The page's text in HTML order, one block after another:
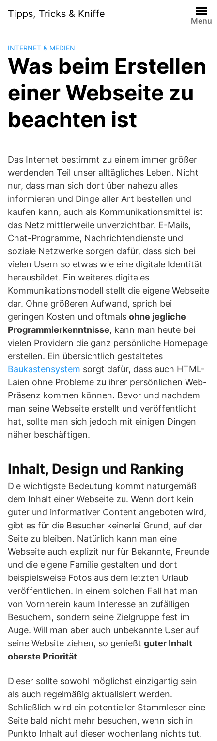
content
Tipps, Tricks & Kniffe
Menu
INTERNET & MEDIEN
Was beim Erstellen
einer Webseite zu
beachten ist
Das Internet bestimmt zu einem immer größer
werdenden Teil unser alltägliches Leben. Nicht
nur, dass man sich dort über nahezu alles
informieren und Dinge aller Art bestellen und
kaufen kann, auch als Kommunikationsmittel ist
das Netz mittlerweile unverzichtbar. E-Mails,
Chat-Programme, Nachrichtendienste und
soziale Netzwerke sorgen dafür, dass sich bei
vielen Usern so etwas wie eine digitale Identität
herausbildet. Ein weiteres digitales
Kommunikationsmodell stellt die eigene Webseite
dar. Ohne größeren Aufwand, sprich bei
geringen Kosten und oftmals ohne jegliche
Programmierkenntnisse, kann man heute bei
vielen Providern die ganz persönliche Homepage
erstellen. Ein übersichtlich gestaltetes
Baukastensystem sorgt dafür, dass auch HTML-
Laien ohne Probleme zu ihrer persönlichen Web-
Präsenz kommen können. Bevor und nachdem
man seine Webseite erstellt und veröffentlicht
hat, sollte man sich jedoch mit einigen Dingen
näher beschäftigen.
Inhalt, Design und Ranking
Die wichtigste Bedeutung kommt naturgemäß
dem Inhalt einer Webseite zu. Wenn dort kein
guter und informativer Content angeboten wird,
gibt es für die Besucher keinerlei Grund, auf der
Seite zu bleiben. Natürlich kann man eine
Webseite auch explizit nur für Bekannte, Freunde
und die eigene Familie gestalten und dort
beispielsweise Fotos aus dem letzten Urlaub
veröffentlichen. In einem solchen Fall hat man
von Vornherein kaum Interesse an zufälligen
Besuchern, sondern seine Zielgruppe fest im
Auge. Will man aber auch unbekannte User auf
seine Website ziehen, so genießt guter Inhalt
oberste Priorität.
Dieser sollte sowohl möglichst einzigartig sein
als auch regelmäßig aktualisiert werden.
Schließlich wird ein potentieller Stammleser eine
Seite bald nicht mehr besuchen, wenn sich in
Punkto Inhalt auf dieser wochenlang nichts tut.